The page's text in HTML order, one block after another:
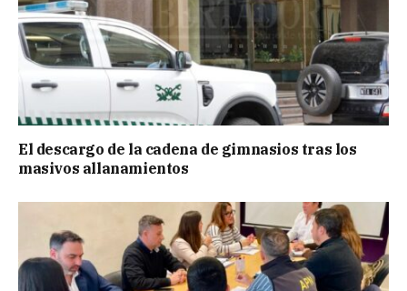
El descargo de la cadena de gimnasios tras los
masivos allanamientos